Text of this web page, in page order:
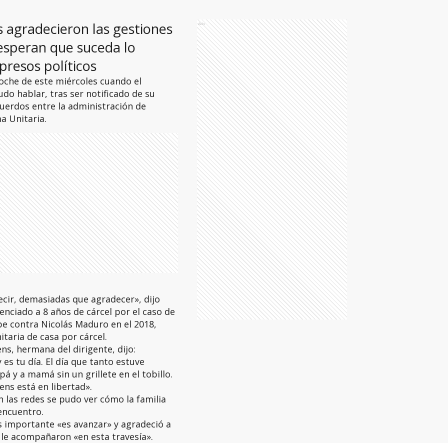
agradecieron las gestiones
que suceda lo
políticos
de este miércoles cuando el
hablar, tras ser notificado de su
entre la administración de
Unitaria.
demasiadas que agradecer», dijo
a 8 años de cárcel por el caso de
contra Nicolás Maduro en el 2018,
de casa por cárcel.
hermana del dirigente, dijo:
es tu día. El día que tanto estuve
y a mamá sin un grillete en el tobillo.
está en libertad».
las redes se pudo ver cómo la familia
«es avanzar» y agradeció a
acompañaron «en esta travesía».
Ads